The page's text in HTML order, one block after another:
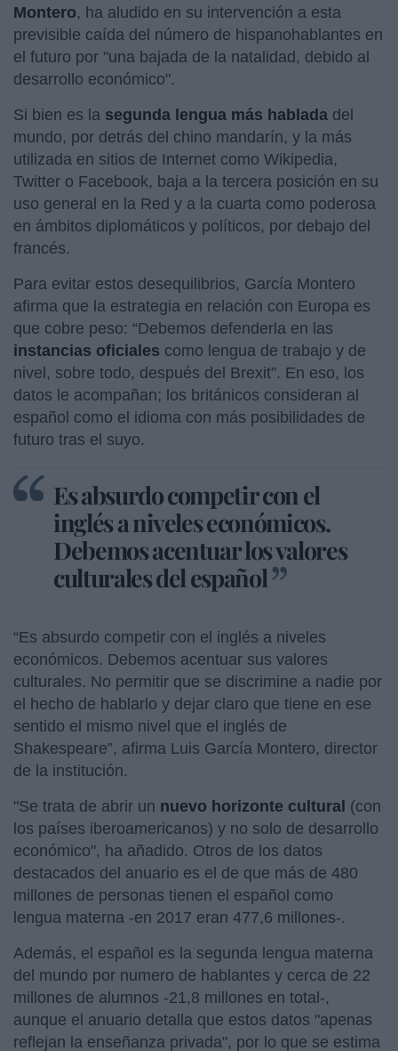
Montero, ha aludido en su intervención a esta
previsible caída del número de hispanohablantes en
el futuro por "una bajada de la natalidad, debido al
desarrollo económico".
Si bien es la segunda lengua más hablada del
mundo, por detrás del chino mandarín, y la más
utilizada en sitios de Internet como Wikipedia,
Twitter o Facebook, baja a la tercera posición en su
uso general en la Red y a la cuarta como poderosa
en ámbitos diplomáticos y políticos, por debajo del
francés.
Para evitar estos desequilibrios, García Montero
afirma que la estrategia en relación con Europa es
que cobre peso: “Debemos defenderla en las
instancias oficiales como lengua de trabajo y de
nivel, sobre todo, después del Brexit”. En eso, los
datos le acompañan; los británicos consideran al
español como el idioma con más posibilidades de
futuro tras el suyo.
Es absurdo competir con el
inglés a niveles económicos.
Debemos acentuar los valores
culturales del español
“Es absurdo competir con el inglés a niveles
económicos. Debemos acentuar sus valores
culturales. No permitir que se discrimine a nadie por
el hecho de hablarlo y dejar claro que tiene en ese
sentido el mismo nivel que el inglés de
Shakespeare”, afirma Luis García Montero, director
de la institución.
"Se trata de abrir un nuevo horizonte cultural (con
los países iberoamericanos) y no solo de desarrollo
económico", ha añadido. Otros de los datos
destacados del anuario es el de que más de 480
millones de personas tienen el español como
lengua materna -en 2017 eran 477,6 millones-.
Además, el español es la segunda lengua materna
del mundo por numero de hablantes y cerca de 22
millones de alumnos -21,8 millones en total-,
aunque el anuario detalla que estos datos "apenas
reflejan la enseñanza privada", por lo que se estima